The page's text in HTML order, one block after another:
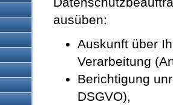
ausüben:
Auskunft über
Verarbeitung
Berichtigung
DSGVO),